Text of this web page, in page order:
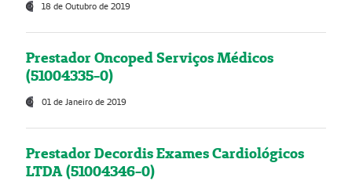
18 de Outubro de 2019
Prestador Oncoped Serviços Médicos
(51004335-0)
01 de Janeiro de 2019
Prestador Decordis Exames Cardiológicos
LTDA (51004346-0)